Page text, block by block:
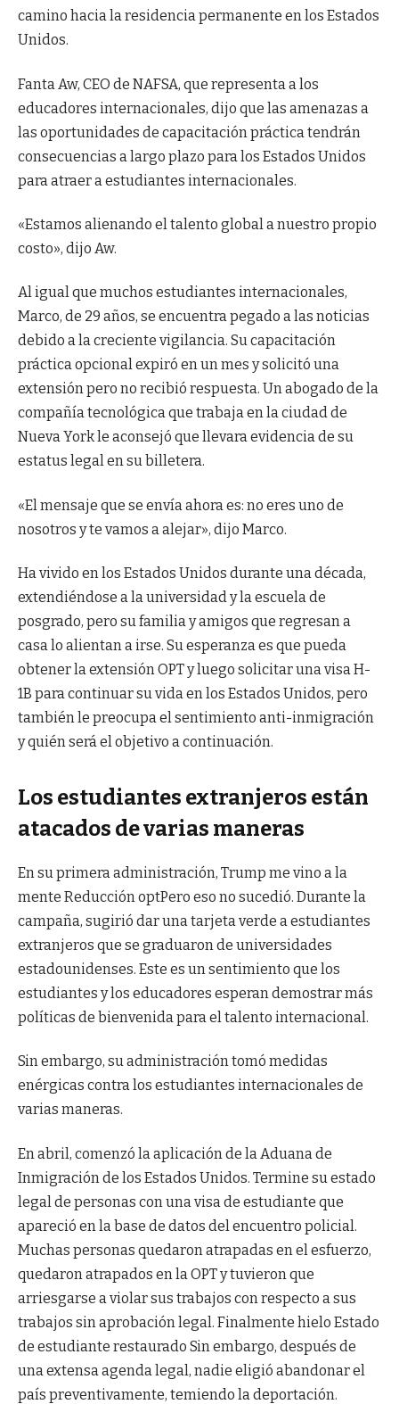
camino hacia la residencia permanente en los Estados
Unidos.
Fanta Aw, CEO de NAFSA, que representa a los
educadores internacionales, dijo que las amenazas a
las oportunidades de capacitación práctica tendrán
consecuencias a largo plazo para los Estados Unidos
para atraer a estudiantes internacionales.
«Estamos alienando el talento global a nuestro propio
costo», dijo Aw.
Al igual que muchos estudiantes internacionales,
Marco, de 29 años, se encuentra pegado a las noticias
debido a la creciente vigilancia. Su capacitación
práctica opcional expiró en un mes y solicitó una
extensión pero no recibió respuesta. Un abogado de la
compañía tecnológica que trabaja en la ciudad de
Nueva York le aconsejó que llevara evidencia de su
estatus legal en su billetera.
«El mensaje que se envía ahora es: no eres uno de
nosotros y te vamos a alejar», dijo Marco.
Ha vivido en los Estados Unidos durante una década,
extendiéndose a la universidad y la escuela de
posgrado, pero su familia y amigos que regresan a
casa lo alientan a irse. Su esperanza es que pueda
obtener la extensión OPT y luego solicitar una visa H-
1B para continuar su vida en los Estados Unidos, pero
también le preocupa el sentimiento anti-inmigración
y quién será el objetivo a continuación.
Los estudiantes extranjeros están
atacados de varias maneras
En su primera administración, Trump me vino a la
mente Reducción optPero eso no sucedió. Durante la
campaña, sugirió dar una tarjeta verde a estudiantes
extranjeros que se graduaron de universidades
estadounidenses. Este es un sentimiento que los
estudiantes y los educadores esperan demostrar más
políticas de bienvenida para el talento internacional.
Sin embargo, su administración tomó medidas
enérgicas contra los estudiantes internacionales de
varias maneras.
En abril, comenzó la aplicación de la Aduana de
Inmigración de los Estados Unidos. Termine su estado
legal de personas con una visa de estudiante que
apareció en la base de datos del encuentro policial.
Muchas personas quedaron atrapadas en el esfuerzo,
quedaron atrapados en la OPT y tuvieron que
arriesgarse a violar sus trabajos con respecto a sus
trabajos sin aprobación legal. Finalmente hielo Estado
de estudiante restaurado Sin embargo, después de
una extensa agenda legal, nadie eligió abandonar el
país preventivamente, temiendo la deportación.